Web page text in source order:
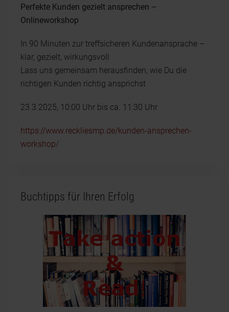
Perfekte Kunden gezielt ansprechen –
Onlineworkshop
In 90 Minuten zur treffsicheren Kundenansprache –
klar, gezielt, wirkungsvoll
Lass uns gemeinsam herausfinden, wie Du die
richtigen Kunden richtig ansprichst
23.3.2025, 10:00 Uhr bis ca. 11:30 Uhr
https://www.reckliesmp.de/kunden-ansprechen-
workshop/
Buchtipps für Ihren Erfolg